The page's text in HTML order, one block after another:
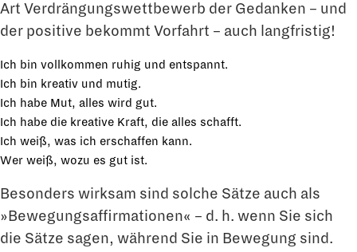
Art Verdrängungswettbewerb der Gedanken – und
der positive bekommt Vorfahrt – auch langfristig!
Ich bin vollkommen ruhig und entspannt.
Ich bin kreativ und mutig.
Ich habe Mut, alles wird gut.
Ich habe die kreative Kraft, die alles schafft.
Ich weiß, was ich erschaffen kann.
Wer weiß, wozu es gut ist.
Besonders wirksam sind solche Sätze auch als
»Bewegungsaffirmationen« – d. h. wenn Sie sich
die Sätze sagen, während Sie in Bewegung sind.